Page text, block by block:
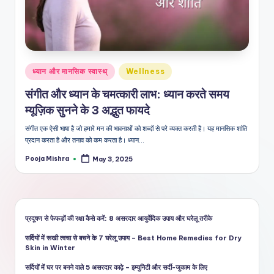
ली
का
भरो
सेमं
द
स्रो
त
Posted
in
ध्यान और मानसिक स्वास्थ् Wellness
संगीत और ध्यान के चमत्कारी लाभ: ध्यान करते समय
म्यूज़िक सुनने के 3 अद्भुत फायदे
संगीत एक ऐसी भाषा है जो हमारे मन की भावनाओं को शब्दों से परे व्यक्त करती है। यह मानसिक शांति
प्रदान करता है और तनाव को कम करता है। ध्यान…
Posted
Pooja Mishra May 3, 2025
प्रदूषण से फेफड़ों की रक्षा कैसे करें: 8 असरदार आयुर्वेदिक उपाय और घरेलू तरीके
सर्दियों में रूखी त्वचा से बचने के 7 घरेलू उपाय – Best Home Remedies for Dry
Skin in Winter
सर्दियों में घर पर बनने वाले 5 असरदार काढ़े – इम्युनिटी और सर्दी-जुकाम के लिए